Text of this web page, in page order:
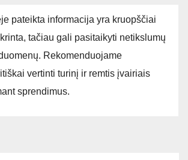
pateikta informacija yra kruopščiai
tačiau gali pasitaikyti netikslumų
Rekomenduojame
vertinti turinį ir remtis įvairiais
sprendimus.